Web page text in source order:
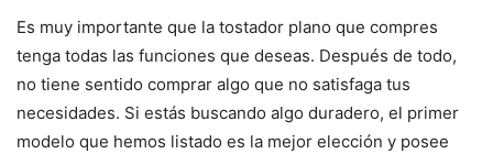
Es muy importante que la tostador plano que compres
tenga todas las funciones que deseas. Después de todo,
no tiene sentido comprar algo que no satisfaga tus
necesidades. Si estás buscando algo duradero, el primer
modelo que hemos listado es la mejor elección y posee